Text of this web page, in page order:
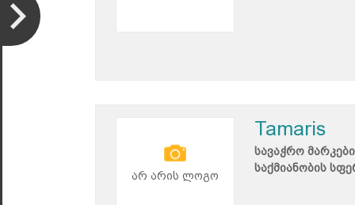
არ არის ლოგო
Tamaris
სავაჭრო
საქმიანობის